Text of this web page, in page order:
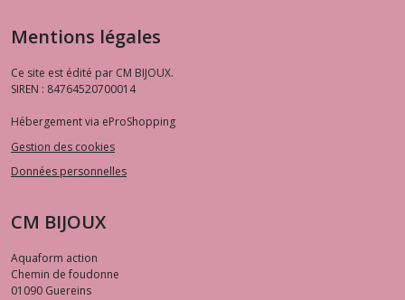
Mentions légales
Ce site est édité par CM BIJOUX.
SIREN : 84764520700014
Hébergement via eProShopping
Gestion des cookies
Données personnelles
CM BIJOUX
Aquaform action
Chemin de foudonne
01090 Guereins